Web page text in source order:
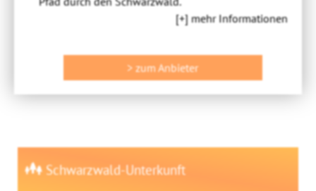
[+] mehr Informationen
> zum Anbieter
Schwarzwald-Unterkunft